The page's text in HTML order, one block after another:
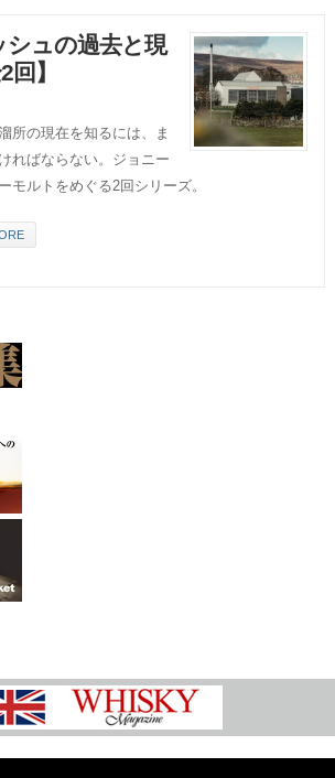
ュの過去と現
】
所の現在を知るには、ま
ればならない。ジョニー
モルトをめぐる2回シリーズ。